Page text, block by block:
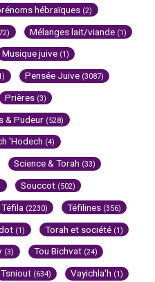
hébraïques (2)
Mélanges lait/viande (1)
Musique juive (1)
Pensée Juive (3087)
Prières (3)
& Pudeur (528)
'Hodech (4)
Science & Torah (33)
Souccot (502)
Téfila (2230) Téfilines (356)
(1) Torah et société (1)
(3) Tou Bichvat (24)
Tsniout (634) Vayichla'h (1)